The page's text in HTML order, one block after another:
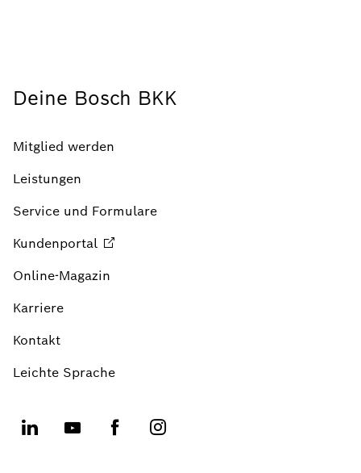
Deine Bosch BKK
Mitglied werden
Leistungen
Service und Formulare
Kundenportal
Online-Magazin
Karriere
Kontakt
Leichte Sprache